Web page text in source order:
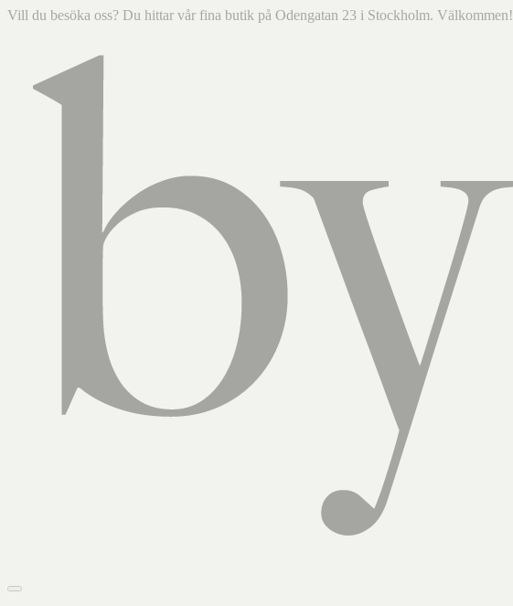
Vill du besöka oss? Du hittar vår fina butik på Odengatan 23 i Stockholm. Välkommen!